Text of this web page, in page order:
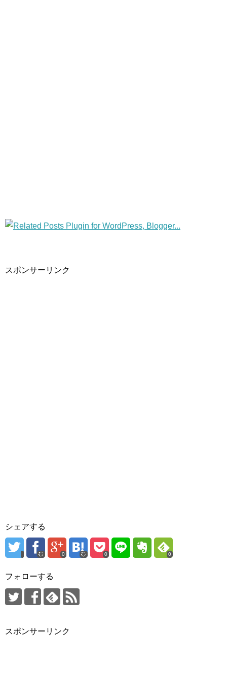
スポンサーリンク
シェアする
0 0 0
フォローする
スポンサーリンク